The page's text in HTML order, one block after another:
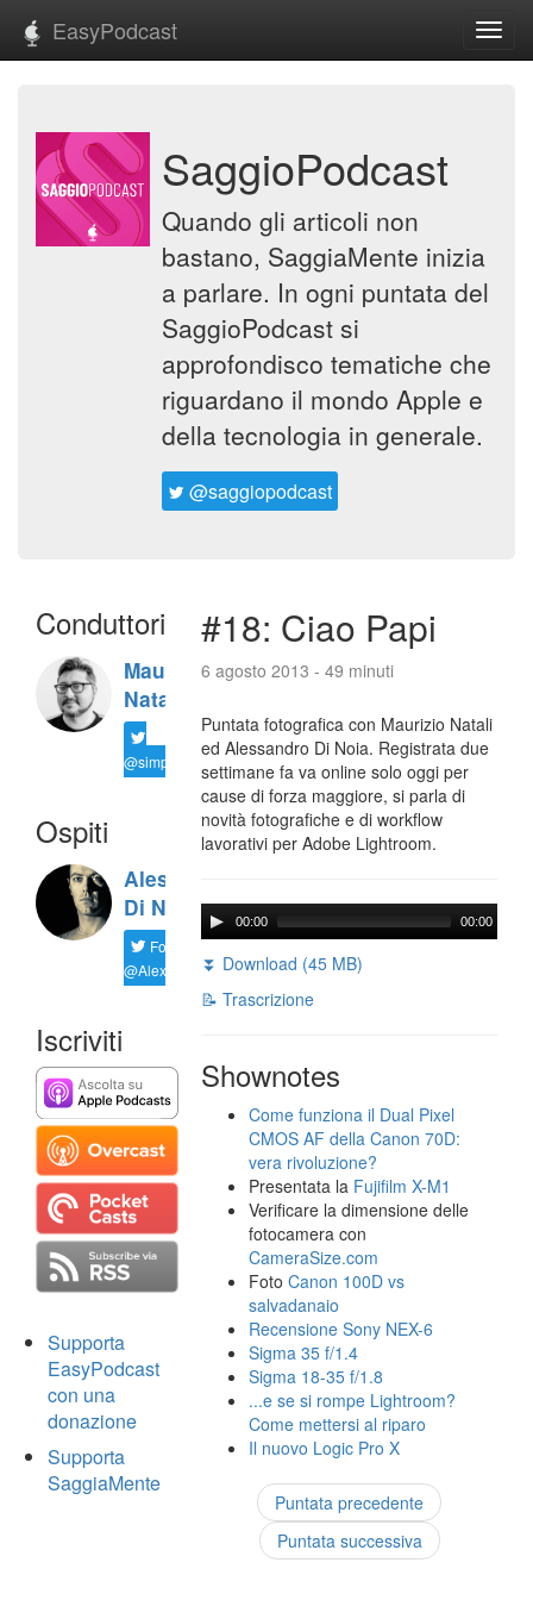
EasyPodcast
SaggioPodcast
Quando gli articoli non
bastano, SaggiaMente inizia
a parlare. In ogni puntata del
SaggioPodcast si
approfondisco tematiche che
riguardano il mondo Apple e
della tecnologia in generale.
@saggiopodcast
Conduttori
Maurizio
Natali
@simplemal
Ospiti
Alessandro
Di Noia
Follow
@AlexD75
Iscriviti
Supporta
EasyPodcast
con una
donazione
Supporta
SaggiaMente
#18: Ciao Papi
6 agosto 2013 - 49 minuti
Puntata fotografica con Maurizio Natali
ed Alessandro Di Noia. Registrata due
settimane fa va online solo oggi per
cause di forza maggiore, si parla di
novità fotografiche e di workflow
lavorativi per Adobe Lightroom.
00:00 00:00
⏬ Download (45 MB)
📝 Trascrizione
Shownotes
Come funziona il Dual Pixel
CMOS AF della Canon 70D:
vera rivoluzione?
Presentata la Fujifilm X-M1
Verificare la dimensione delle
fotocamera con
CameraSize.com
FotoCanon 100D vs
salvadanaio
Recensione Sony NEX-6
Sigma 35 f/1.4
Sigma 18-35 f/1.8
...e se si rompe Lightroom?
Come mettersi al riparo
Il nuovo Logic Pro X
Puntata precedente
Puntata successiva